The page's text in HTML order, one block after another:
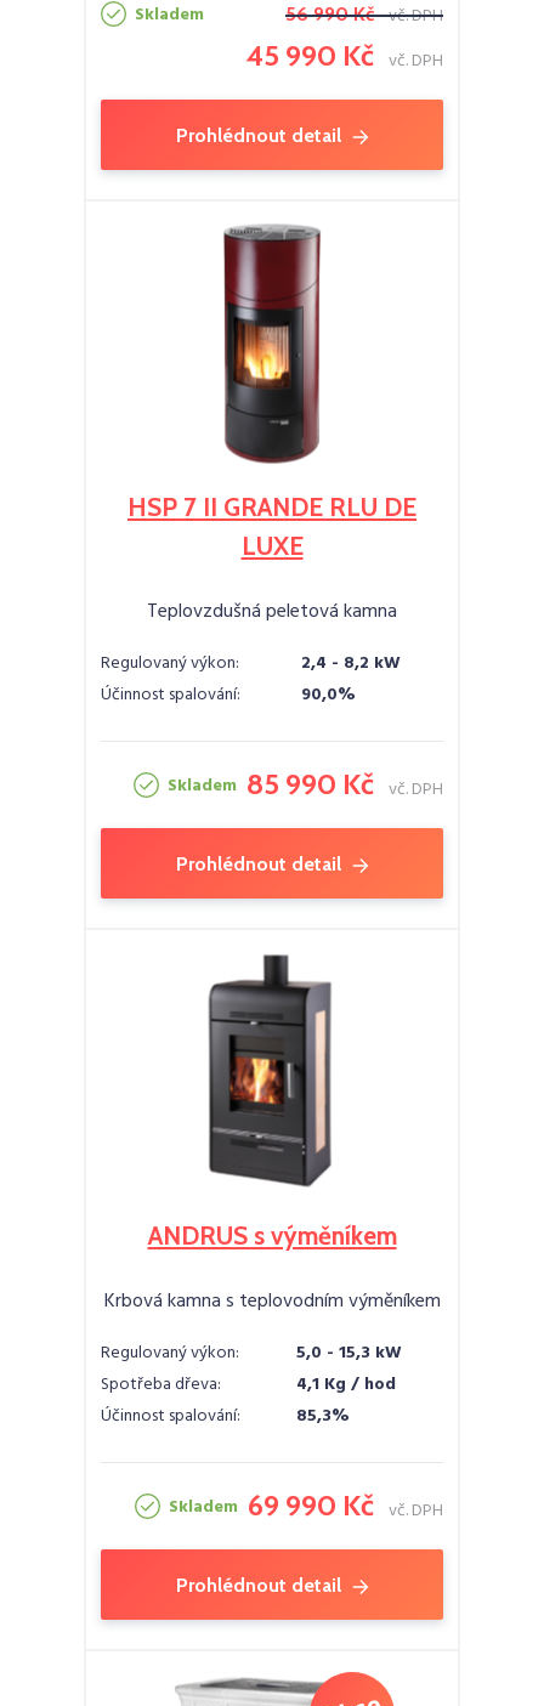
Skladem 56 990 Kč vč. DPH
45 990 Kč vč. DPH
Prohlédnout detail
HSP 7 II GRANDE RLU DE
LUXE
Teplovzdušná peletová kamna
Regulovaný výkon:
2,4 - 8,2 kW
Účinnost spalování:
90,0%
Skladem 85 990 Kč vč. DPH
Prohlédnout detail
ANDRUS s výměníkem
Krbová kamna s teplovodním výměníkem
Regulovaný výkon:
5,0 - 15,3 kW
Spotřeba dřeva:
4,1 Kg / hod
Účinnost spalování:
85,3%
Skladem 69 990 Kč vč. DPH
Prohlédnout detail